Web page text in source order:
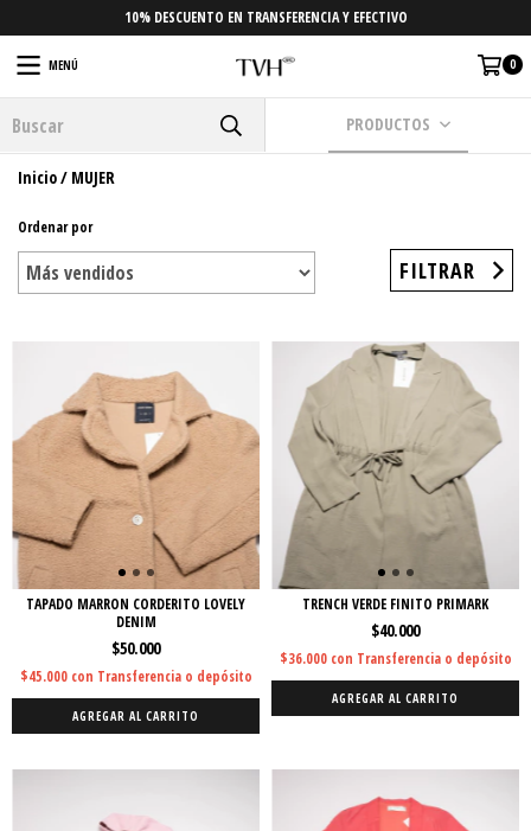
10% DESCUENTO EN TRANSFERENCIA Y EFECTIVO
MENÚ 0
PRODUCTOS
Inicio/ MUJER
Ordenar por
FILTRAR
TAPADO MARRON CORDERITO LOVELY
DENIM
$50.000
$45.000 con Transferencia o depósito
AGREGAR AL CARRITO
TRENCH VERDE FINITO PRIMARK
$40.000
$36.000 con Transferencia o depósito
AGREGAR AL CARRITO